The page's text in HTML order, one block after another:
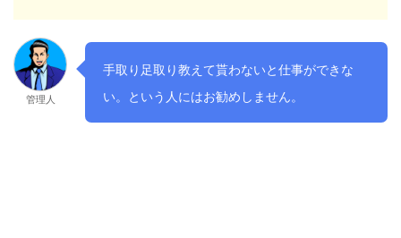
管理人
手取り足取り教えて貰わないと仕事ができな
い。という人にはお勧めしません。